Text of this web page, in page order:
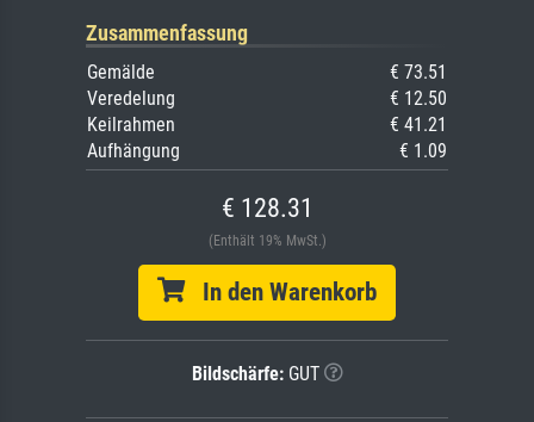
Zusammenfassung
Gemälde
€ 73.51
Veredelung
€ 12.50
Keilrahmen
€ 41.21
Aufhängung
€ 1.09
€ 128.31
(Enthält 19% MwSt.)
In den Warenkorb
Bildschärfe:GUT